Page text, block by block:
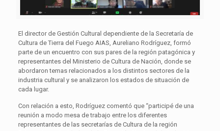
El director de Gestión Cultural dependiente de la Secretaría de
Cultura de Tierra del Fuego AIAS, Aureliano Rodríguez, formó
parte de un encuentro con sus pares de la región patagónica y
representantes del Ministerio de Cultura de Nación, donde se
abordaron temas relacionados a los distintos sectores de la
industria cultural y se analizaron los estados de situación de
cada lugar.
Con relación a esto, Rodríguez comentó que “participé de una
reunión a modo mesa de trabajo entre los diferentes
representantes de las secretarías de Cultura de la región